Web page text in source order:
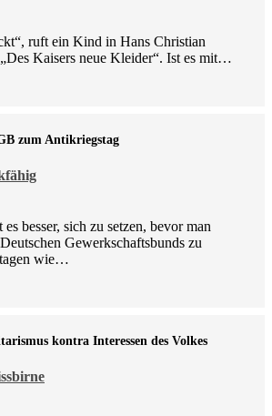
ruft ein Kind in Hans Christian
Kaisers neue Kleider“. Ist es mit…
zum Antikriegstag
besser, sich zu setzen, bevor man
Gewerkschaftsbunds zu
wie…
kontra Inte­ressen des Volkes